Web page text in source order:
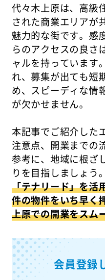
代々木上原は、高級
された商業エリアが
魅力的な街です。感
らのアクセスの良さ
ャルを持っています
れ、募集が出ても短
め、スピーディな情
が欠かせません。
本記事でご紹介した
注意点、開業までの
参考に、地域に根ざ
りを目指しましょう
「テナリード」を活
件の物件をいち早く
上原での開業をスム
会員登録